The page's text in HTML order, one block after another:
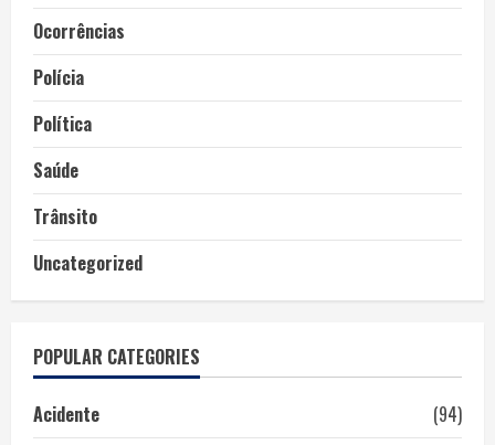
Ocorrências
Polícia
Política
Saúde
Trânsito
Uncategorized
POPULAR CATEGORIES
Acidente
(94)